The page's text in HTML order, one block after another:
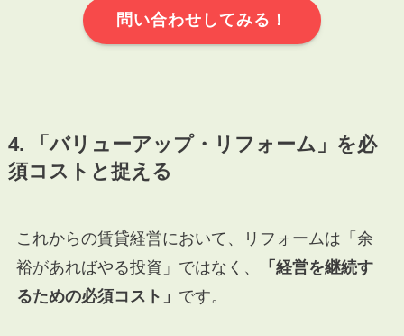
問い合わせしてみる！
4. 「バリューアップ・リフォーム」を必
須コストと捉える
これからの賃貸経営において、リフォームは「余
裕があればやる投資」ではなく、
「経営を継続す
るための必須コスト」 です。